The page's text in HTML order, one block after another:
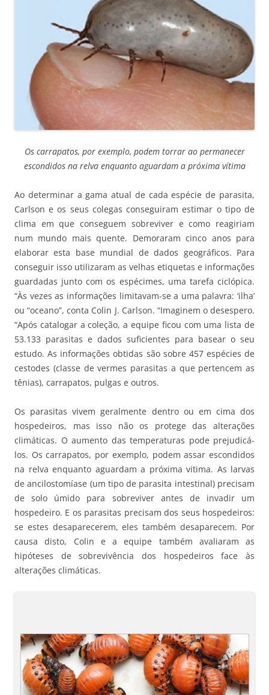
Os carrapatos, por exemplo, podem torrar ao permanecer
escondidos na relva enquanto aguardam a próxima vítima
Ao determinar a gama atual de cada espécie de parasita,
Carlson e os seus colegas conseguiram estimar o tipo de
clima em que conseguem sobreviver e como reagiriam
num mundo mais quente. Demoraram cinco anos para
elaborar esta base mundial de dados geográficos. Para
conseguir isso utilizaram as velhas etiquetas e informações
guardadas junto com os espécimes, uma tarefa ciclópica.
“Às vezes as informações limitavam-se a uma palavra: ‘ilha’
ou “oceano”, conta Colin J. Carlson. “Imaginem o desespero.
“Após catalogar a coleção, a equipe ficou com uma lista de
53.133 parasitas e dados suficientes para basear o seu
estudo. As informações obtidas são sobre 457 espécies de
cestodes (classe de vermes parasitas a que pertencem as
tênias), carrapatos, pulgas e outros.
Os parasitas vivem geralmente dentro ou em cima dos
hospedeiros, mas isso não os protege das alterações
climáticas. O aumento das temperaturas pode prejudicá-
los. Os carrapatos, por exemplo, podem assar escondidos
na relva enquanto aguardam a próxima vitima. As larvas
de ancilostomíase (um tipo de parasita intestinal) precisam
de solo úmido para sobreviver antes de invadir um
hospedeiro. E os parasitas precisam dos seus hospedeiros:
se estes desaparecerem, eles também desaparecem. Por
causa disto, Colin e a equipe também avaliaram as
hipóteses de sobrevivência dos hospedeiros face às
alterações climáticas.